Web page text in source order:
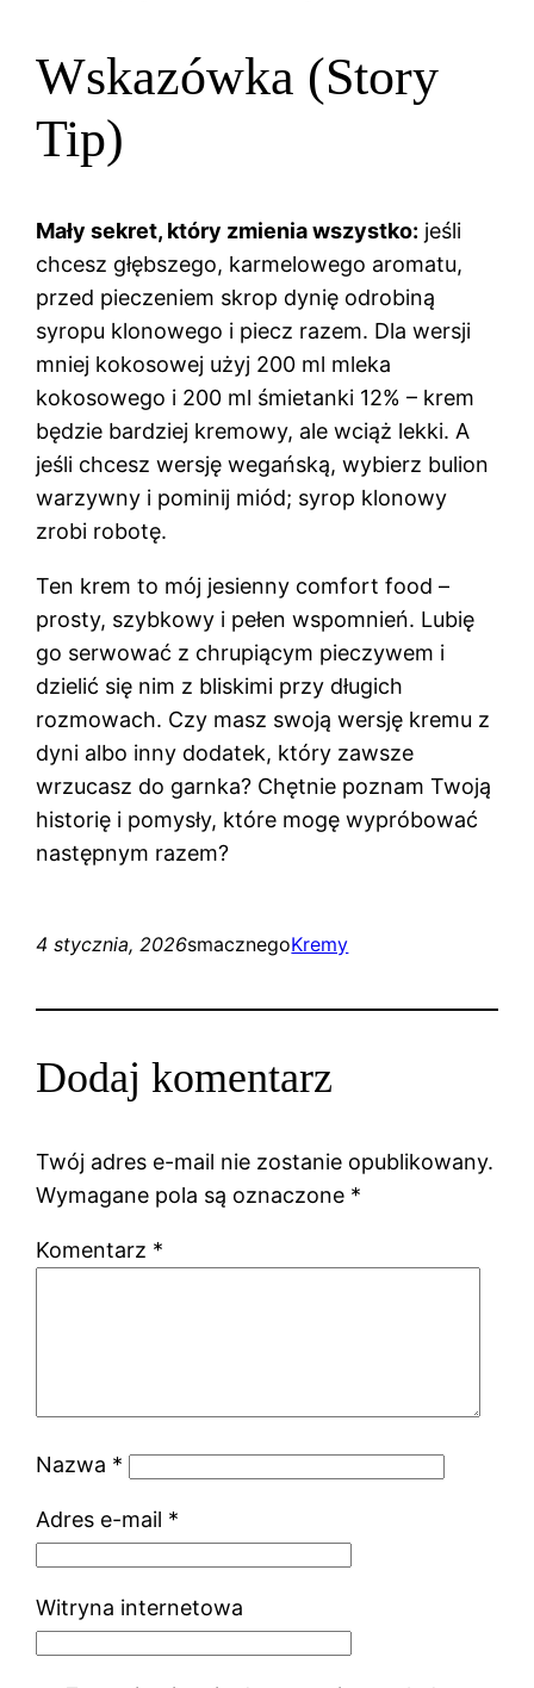
Wskazówka (Story
Tip)
Mały sekret, który zmienia wszystko: jeśli
chcesz głębszego, karmelowego aromatu,
przed pieczeniem skrop dynię odrobiną
syropu klonowego i piecz razem. Dla wersji
mniej kokosowej użyj 200 ml mleka
kokosowego i 200 ml śmietanki 12% – krem
będzie bardziej kremowy, ale wciąż lekki. A
jeśli chcesz wersję wegańską, wybierz bulion
warzywny i pominij miód; syrop klonowy
zrobi robotę.
Ten krem to mój jesienny comfort food –
prosty, szybkowy i pełen wspomnień. Lubię
go serwować z chrupiącym pieczywem i
dzielić się nim z bliskimi przy długich
rozmowach. Czy masz swoją wersję kremu z
dyni albo inny dodatek, który zawsze
wrzucasz do garnka? Chętnie poznam Twoją
historię i pomysły, które mogę wypróbować
następnym razem?
4 stycznia, 2026smacznegoKremy
Dodaj komentarz
Twój adres e-mail nie zostanie opublikowany.
Wymagane pola są oznaczone *
Komentarz *
Nazwa *
Adres e-mail *
Witryna internetowa